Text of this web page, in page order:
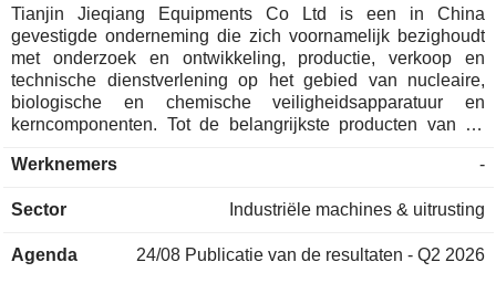
Tianjin Jieqiang Equipments Co Ltd is een in China
gevestigde onderneming die zich voornamelijk bezighoudt
met onderzoek en ontwikkeling, productie, verkoop en
technische dienstverlening op het gebied van nucleaire,
biologische en chemische veiligheidsapparatuur en
kerncomponenten. Tot de belangrijkste producten van de
nucleaire straling, apparatuur voor biologische detectie,
veiligheidsapparatuur en -toebehoren. De producten van het
nucleaire, biologische en chemische veiligheid, zoals
Werknemers -
Sector Industriële machines & uitrusting
Agenda 24/08 Publicatie van de resultaten - Q2 2026